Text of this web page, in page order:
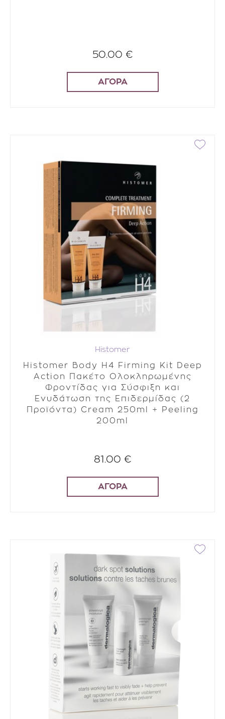
50.00 €
ΑΓΟΡΑ
Histomer
Histomer Body H4 Firming Kit Deep
Action Πακέτο Ολοκληρωμένης
Φροντίδας για Σύσφιξη και
Ενυδάτωση της Επιδερμίδας (2
Προϊόντα) Cream 250ml + Peeling
200ml
81.00 €
ΑΓΟΡΑ